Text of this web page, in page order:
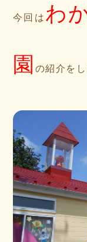
今回は わ
園 の紹介をし